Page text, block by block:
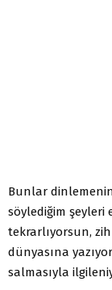
Bunlar dinlemenin
söylediğim şeyleri
tekrarlıyorsun,
dünyasına
salmasıyla